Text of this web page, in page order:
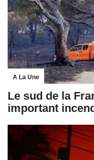
A La Une
Le sud de la
important